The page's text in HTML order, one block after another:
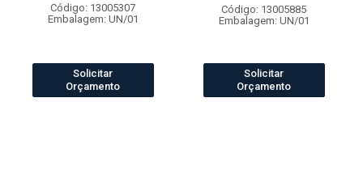
Código: 13005307
Embalagem: UN/01
Solicitar
Orçamento
Código: 13005885
Embalagem: UN/01
Solicitar
Orçamento